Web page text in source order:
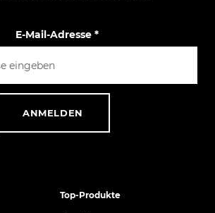
E-Mail-Adresse *
ANMELDEN
Top-Produkte